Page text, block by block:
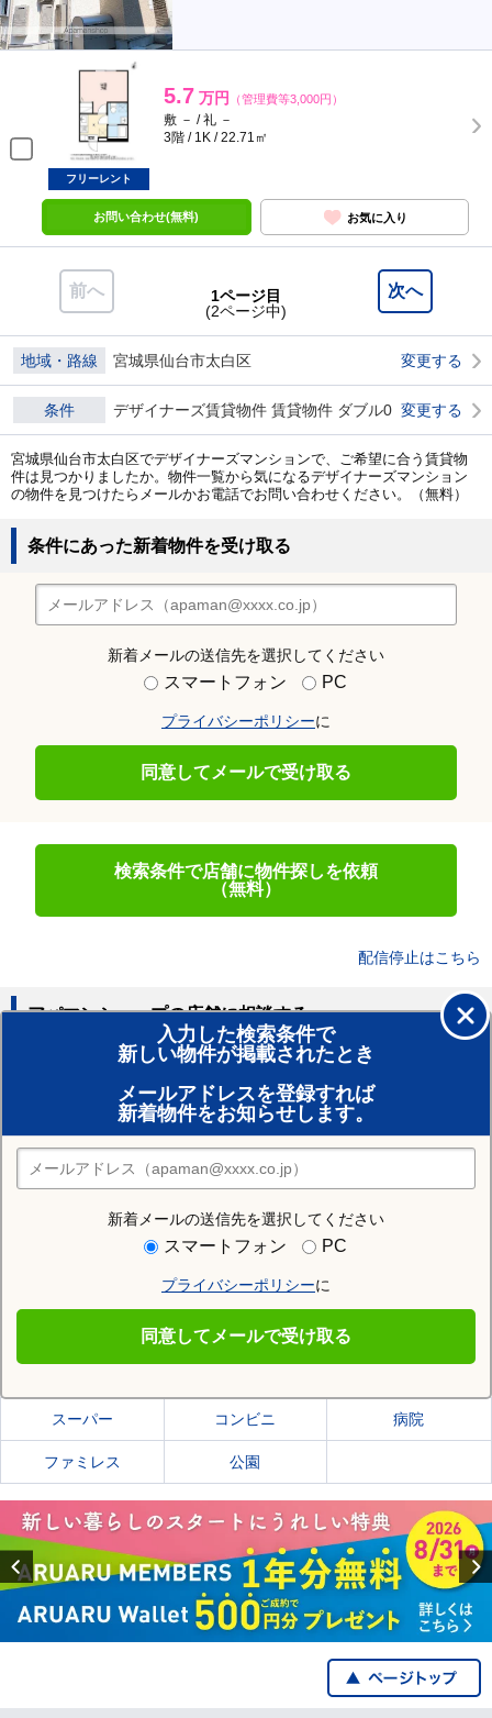
5.7 万円 （管理費等3,000円）
敷 － / 礼 －
3階 / 1K / 22.71㎡
フリーレント
お問い合わせ(無料) お気に入り
前へ 次へ
1ページ目
(2ページ中)
地域・路線 宮城県仙台市太白区 変更する
条件 デザイナーズ賃貸物件 賃貸物件 ダブル0 変更する
宮城県仙台市太白区でデザイナーズマンションで、ご希望に合う賃貸物
件は見つかりましたか。物件一覧から気になるデザイナーズマンション
の物件を見つけたらメールかお電話でお問い合わせください。（無料）
条件にあった新着物件を受け取る
新着メールの送信先を選択してください
スマートフォン PC
プライバシーポリシーに
同意してメールで受け取る
検索条件で店舗に物件探しを依頼
（無料）
配信停止はこちら
入力した検索条件で
新しい物件が掲載されたとき
メールアドレスを登録すれば
新着物件をお知らせします。
新着メールの送信先を選択してください
スマートフォン PC
プライバシーポリシーに
同意してメールで受け取る
アパマンショップの店舗に相談する
賃貸のプロがお部屋探し！
おまかせ物件リクエスト
住みたい街の店舗を探す
店舗検索
住む街研究所で仙台市太白区の情報を見る
仙台市太白区の施設一覧
スーパー コンビニ 病院
ファミレス 公園
Previous